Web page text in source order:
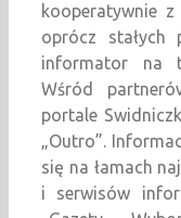
kooperatywnie
oprócz stałych
informator na
Wśród
portale
„Outro”.
się na łamach
i serwisów